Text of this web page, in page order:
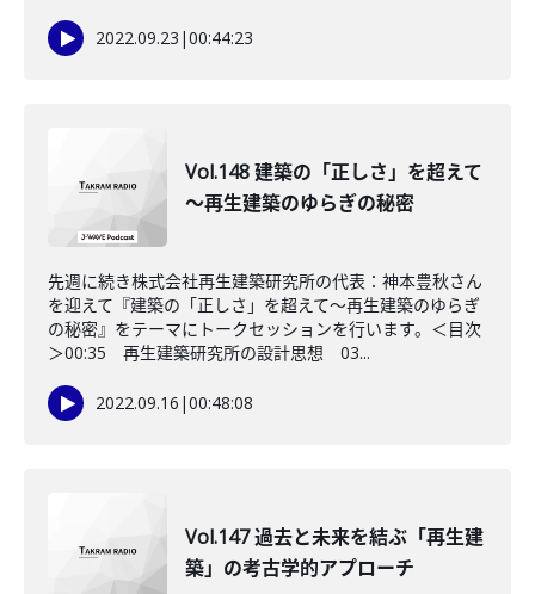
2022.09.23 |00:44:23
Vol.148 建築の「正しさ」を超えて
～再生建築のゆらぎの秘密
先週に続き株式会社再生建築研究所の代表：神本豊秋さん
を迎えて『建築の「正しさ」を超えて～再生建築のゆらぎ
の秘密』をテーマにトークセッションを行います。＜目次
＞00:35 再生建築研究所の設計思想 03...
2022.09.16 |00:48:08
Vol.147 過去と未来を結ぶ「再生建
築」の考古学的アプローチ